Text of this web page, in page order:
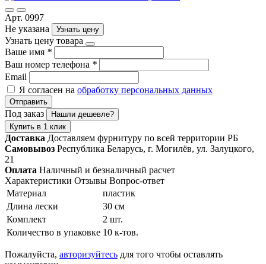
Арт. 0997
Не указана
Узнать цену
Узнать цену товара
Ваше имя *
Ваш номер телефона *
Email
Я согласен на обработку персональных данных
Отправить
Под заказ
Нашли дешевле?
Купить в 1 клик
Доставка Доставляем фурнитуру по всей территории РБ
Самовывоз Республика Беларусь, г. Могилёв, ул. Залуцкого,
21
Оплата Наличный и безналичный расчет
Характеристики Отзывы Вопрос-ответ
Материал
пластик
Длина лески
30 см
Комплект
2 шт.
Количество в упаковке 10 к-тов.
Пожалуйста, авторизуйтесь для того чтобы оставлять